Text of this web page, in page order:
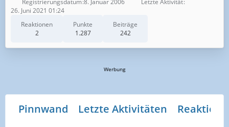
Reaktionen
2
Punkte
1.287
Beiträge
242
26. Juni 2021 01:24
Werbung
Pinnwand Letzte Aktivitäten